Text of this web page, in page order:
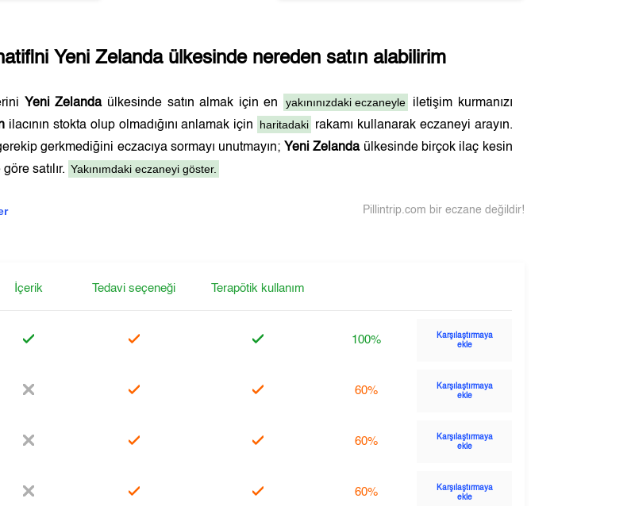
Yeni Zelandaülkesinde nereden satın alabilirim
Yeni Zelandaülkesinde satın almak için en yakınınızdaki eczaneyle
iletişim kurmanızı
ilacının stokta olup olmadığını anlamak için haritadaki rakamı kullanarak eczaneyi arayın.
gerkmediğini eczacıya sormayı unutmayın; Yeni Zelandaülkesinde birçok ilaç kesin
satılır. Yakınımdaki eczaneyi göster.
Pillintrip.com bir eczane değildir!
İçerik Tedavi seçeneği Terapötik kullanım
100%
Karşılaştırmaya
ekle
60%
Karşılaştırmaya
ekle
60%
Karşılaştırmaya
ekle
60%
Karşılaştırmaya
ekle